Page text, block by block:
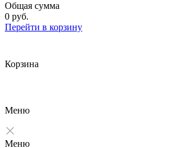
Общая сумма
0 руб.
Перейти в корзину
Корзина
Меню
Меню